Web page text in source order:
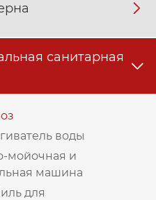

санитарная

воды
мойочная и
машина
для